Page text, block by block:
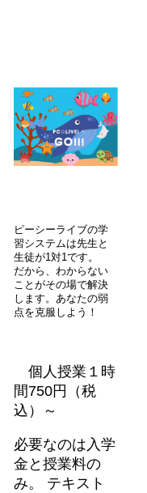
ピーシーライブの学
習システムは先生と
生徒が1対1です。
だから、わからない
ことがその場で解決
します。あなたの弱
点を克服しよう！
個人授業１時
間750円（税
込）～
必要なのは入学
金と授業料の
み。 テキスト